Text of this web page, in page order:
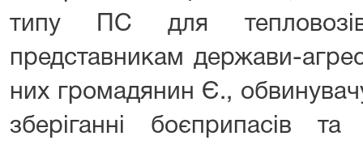
типу ПС для
представникам держави-
них громадянин Є.,
зберіганні боєприпасів та